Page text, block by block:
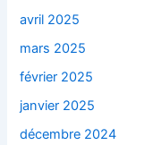
avril 2025
mars 2025
février 2025
janvier 2025
décembre 2024